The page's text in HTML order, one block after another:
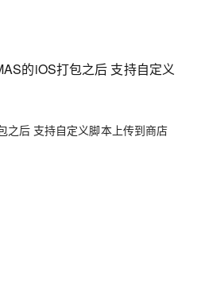
的iOS打包之后 支持自定义
之后 支持自定义脚本上传到商店